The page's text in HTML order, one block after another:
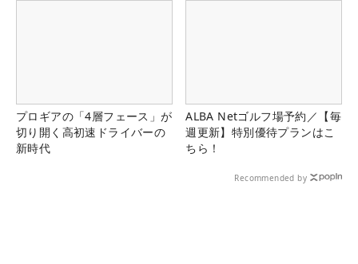
プロギアの「4層フェース」が
切り開く高初速ドライバーの
新時代
ALBA Netゴルフ場予約／【毎
週更新】特別優待プランはこ
ちら！
Recommended by